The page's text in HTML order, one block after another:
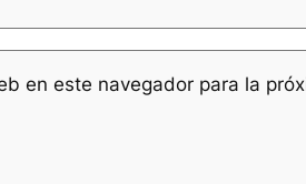
en este navegador para la